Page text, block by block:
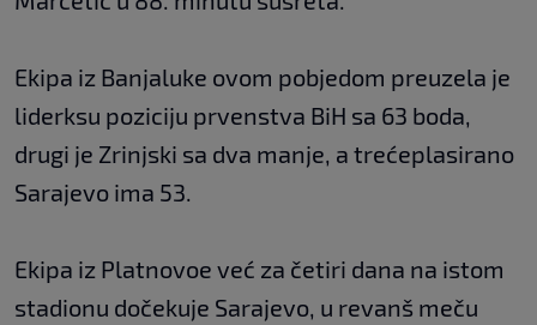
Ekipa iz Banjaluke ovom pobjedom preuzela je
liderksu poziciju prvenstva BiH sa 63 boda,
drugi je Zrinjski sa dva manje, a trećeplasirano
Sarajevo ima 53.
Ekipa iz Platnovoe već za četiri dana na istom
stadionu dočekuje Sarajevo, u revanš meču